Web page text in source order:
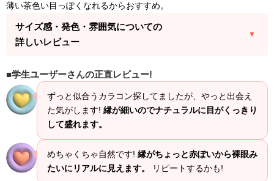
薄い茶色い目っぽくなれるからおすすめ。
サイズ感・発色・雰囲気についての
詳しいレビュー
学生ユーザーさんの正直レビュー!
ずっと似合うカラコン探してましたが、やっと出会え
た気がします! 縁が細いのでナチュラルに目がくっきり
して盛れます。
めちゃくちゃ自然です! 縁がちょっと赤ぽいから裸眼み
たいにリアルに見えます。
リピートするかも!